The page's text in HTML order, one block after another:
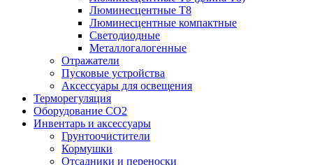
Люминесцентные T8
Люминесцентные компактные
Светодиодные
Металлогалогенные
Отражатели
Пусковые устройства
Аксессуары для освещения
Терморегуляция
Оборудование CO2
Инвентарь и аксессуары
Грунтоочистители
Кормушки
Отсадники и переноски